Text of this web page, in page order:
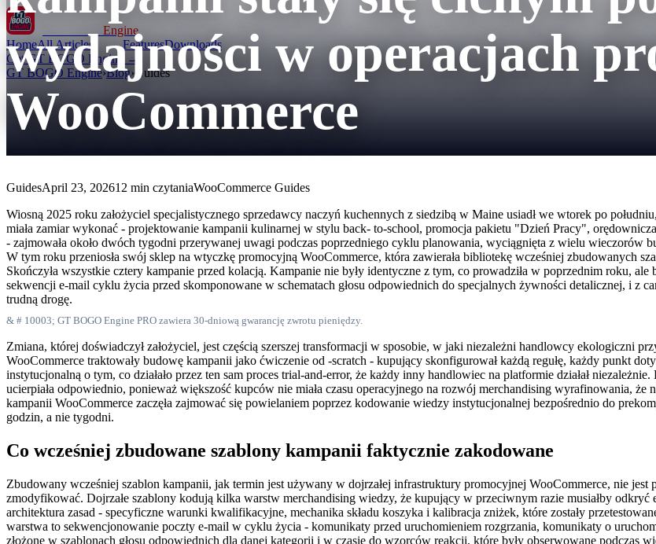
Engine
HomeAll Articles FeaturesDownloads
Get GT BOGO Engine →
GT BOGO Engine›Blog›Guides
wydajności w operacjach
WooCommerce
GuidesApril 23, 202612 min czytaniaWooCommerce Guides
Wiosną 2025 roku założyciel specjalistycznego sprzedawcy naczyń kuchennych z siedzibą w Maine usiadł we wtorek po
miała zamiar wykonać - projektowanie kampanii kulinarnej w stylu back- to-school, promocja pakietu "Dzień Pracy",
- zajmowała około dwóch tygodni przerywanej uwagi podczas poprzedniego cyklu planowania, wyciągnięta z wielu wieczorów
W tym roku przeniosła swój sklep na wtyczkę promocyjną WooCommerce, która zawierała bibliotekę wcześniej zbudowanych
Skończyła wszystkie cztery kampanie przed kolacją. Kampanie nie były identyczne z tym, co prowadziła w poprzednim roku,
sekwencji e-mail cyklu życia przed skomponowane w schematach głosu odpowiednich do specjalnych żywności detalicznej, i z
trudną drogę.
& # 10003; GT BOGO Engine PRO zawiera 30-dniową gwarancję zwrotu pieniędzy.
Zmiana, której doświadczył założyciel, jest częścią szerszej transformacji w sposobie, w jaki niezależni handlowcy ekologiczni
WooCommerce traktowały budowę kampanii jako ćwiczenie od -scratch - kupujący skonfigurował każdą regułę, każdy punkt
instytucjonalną o tym, co działało przez ten sam proces trial-and-error, że każdy inny handlowiec na platformie działał
ucierpiała odpowiednio, ponieważ większość kupców nie miała czasu operacyjnego na rozwój merchandising wyrafinowania,
kampanii WooCommerce zaczęła zajmować się powielaniem poprzez kodowanie wiedzy instytucjonalnej bezpośrednio do
godzin, a nie tygodni.
Co wcześniej zbudowane szablony kampanii faktycznie zakodowane
Zbudowany wcześniej szablon kampanii, jak termin jest używany w dojrzałej infrastruktury promocyjnej WooCommerce, nie
zmodyfikować. Dojrzałe szablony kodują kilka warstw merchandising wiedzy, że kupujący w przeciwnym razie musiałby
architektura zasad - specyficzne warunki kwalifikacyjne, mechanika składu koszyka i kalibracja zniżek, które zostały
warstwa to sekwencjonowanie poczty e-mail w cyklu życia - komunikaty przed uruchomieniem rozgrzania, komunikaty o
złożone w szablonach głosu odpowiednich dla danej kategorii i w czasie do wzorców reakcji, które były obserwowane podczas